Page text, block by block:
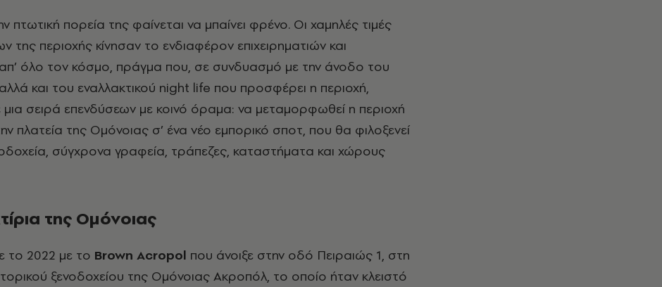
πτωτική πορεία της φαίνεται να μπαίνει φρένο. Oι χαμηλές τιμές
της περιοχής κίνησαν το ενδιαφέρον επιχειρηματιών και
όλο τον κόσμο, πράγμα που, σε συνδυασμό με την άνοδο του
και του εναλλακτικού night life που προσφέρει η περιοχή,
σειρά επενδύσεων με κοινό όραμα: να μεταμορφωθεί η περιοχή
πλατεία της Ομόνοιας σ’ ένα νέο εμπορικό σποτ, που θα φιλοξενεί
σύγχρονα γραφεία, τράπεζες, καταστήματα και χώρους
της Ομόνοιας
το 2022 με το Βrown Acropol που άνοιξε στην οδό Πειραιώς 1, στη
ξενοδοχείου της Ομόνοιας Ακροπόλ, το οποίο ήταν κλειστό